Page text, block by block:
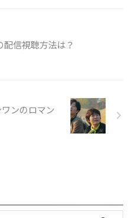
配信視聴方法は？
ンのロマン